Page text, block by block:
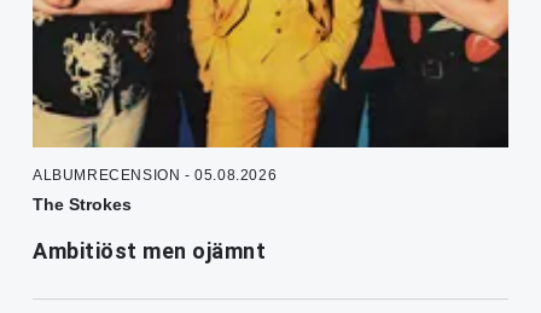
ALBUMRECENSION - 05.08.2026
The Strokes
Ambitiöst men ojämnt